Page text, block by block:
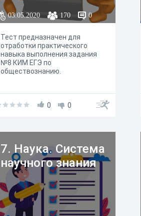
03.05.2020 170 0
Тест предназначен для
отработки практического
навыка выполнения задания
№8 КИМ ЕГЭ по
обществознанию.
0 0
7. Наука. Система
научного знания